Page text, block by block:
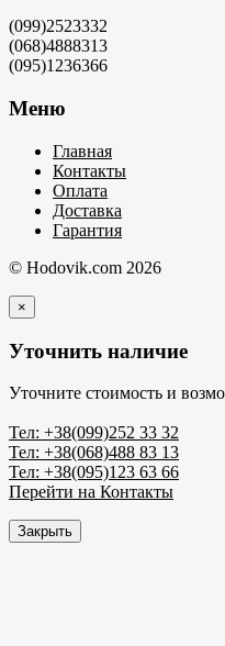
(099)2523332
(068)4888313
(095)1236366
Меню
Главная
Контакты
Оплата
Доставка
Гарантия
© Hodovik.com 2026
×
Уточнить наличие
Уточните стоимость и
Тел: +38(099)252 33 32
Тел: +38(068)488 83 13
Тел: +38(095)123 63 66
Перейти на Контакты
Закрыть